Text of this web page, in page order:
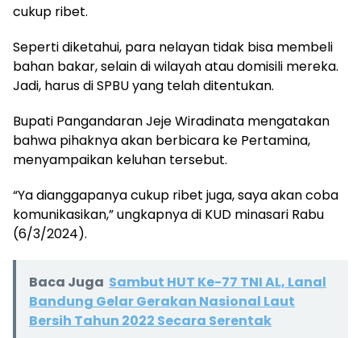
cukup ribet.
Seperti diketahui, para nelayan tidak bisa membeli
bahan bakar, selain di wilayah atau domisili mereka.
Jadi, harus di SPBU yang telah ditentukan.
Bupati Pangandaran Jeje Wiradinata mengatakan
bahwa pihaknya akan berbicara ke Pertamina,
menyampaikan keluhan tersebut.
“Ya dianggapanya cukup ribet juga, saya akan coba
komunikasikan,” ungkapnya di KUD minasari Rabu
(6/3/2024).
Baca Juga Sambut HUT Ke-77 TNI AL, Lanal
Bandung Gelar Gerakan Nasional Laut
Bersih Tahun 2022 Secara Serentak